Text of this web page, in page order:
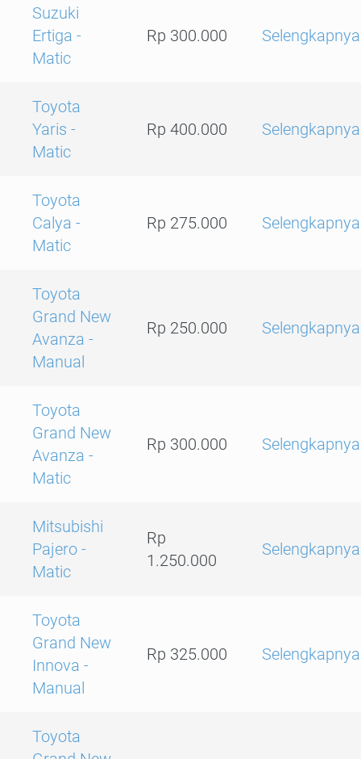
Suzuki
Ertiga -
Matic
Rp 300.000 Selengkapnya
Toyota
Yaris -
Matic
Rp 400.000 Selengkapnya
Toyota
Calya -
Matic
Rp 275.000 Selengkapnya
Toyota
Grand New
Avanza -
Manual
Rp 250.000 Selengkapnya
Toyota
Grand New
Avanza -
Matic
Rp 300.000 Selengkapnya
Mitsubishi
Pajero -
Matic
Rp
1.250.000
Selengkapnya
Toyota
Grand New
Innova -
Manual
Rp 325.000 Selengkapnya
Toyota